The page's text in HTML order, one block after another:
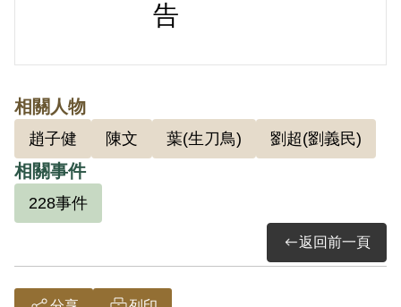
告
相關人物
趙子健 陳文 葉(生刀鳥) 劉超(劉義民)
相關事件
228事件
返回前一頁